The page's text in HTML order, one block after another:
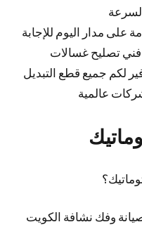
على مدار اليوم للإجابة
تصليح غسالات
لكم جميع قطع التبديل
عالمية
وفك نشافة الكويت